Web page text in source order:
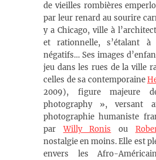
de vieilles rombières
par leur renard au sourire
y a Chicago, ville à
et rationnelle, s’étalant
négatifs… Ses images
jeu dans les rues de la ville
celles de sa contemporaine
2009), figure majeure
photography », versant
photographie humaniste
parWilly Ronis ou
nostalgie en moins. Elle est
envers les Afro-